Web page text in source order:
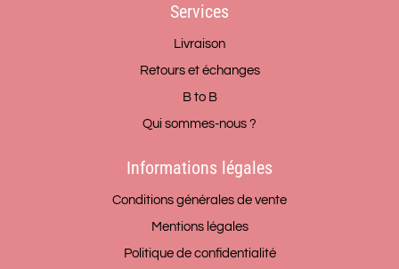
Services
Livraison
Retours et échanges
B to B
Qui sommes-nous ?
Informations légales
Conditions générales de vente
Mentions légales
Politique de confidentialité